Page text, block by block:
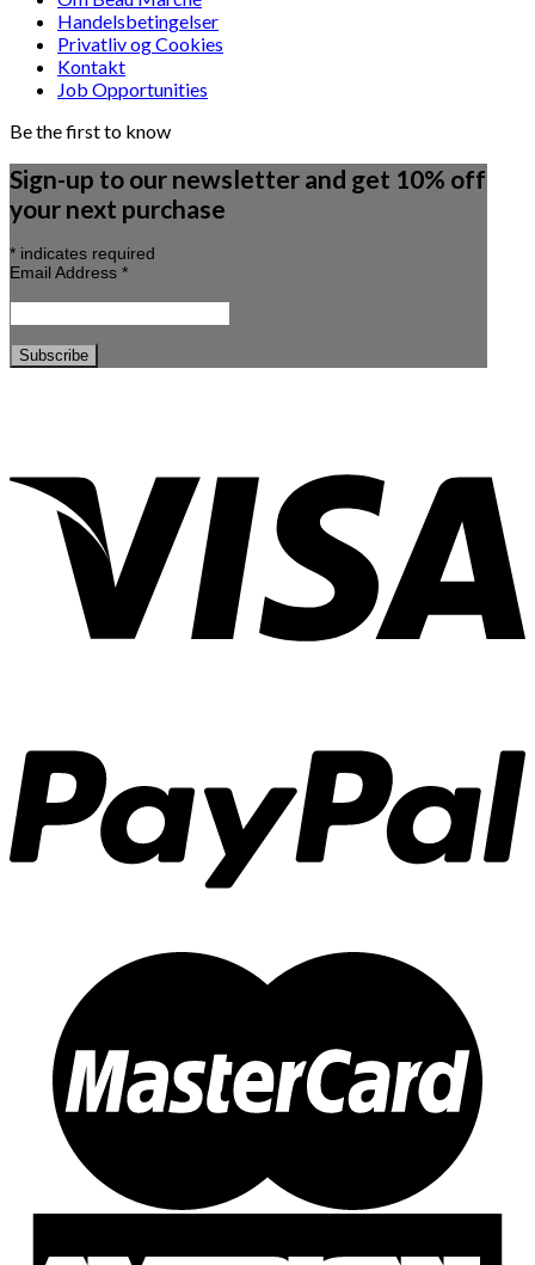
Handelsbetingelser
Privatliv og Cookies
Kontakt
Job Opportunities
Be the first to know
Sign-up to our newsletter and get 10% off
your next purchase
* indicates required
Email Address *